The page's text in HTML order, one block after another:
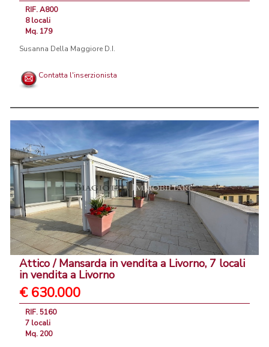
RIF. A800
8 locali
Mq. 179
Susanna Della Maggiore D.I.
Contatta l'inserzionista
Attico / Mansarda in vendita a Livorno, 7 locali
in vendita a Livorno
€ 630.000
RIF. 5160
7 locali
Mq. 200